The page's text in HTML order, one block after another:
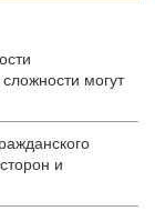
могут
и